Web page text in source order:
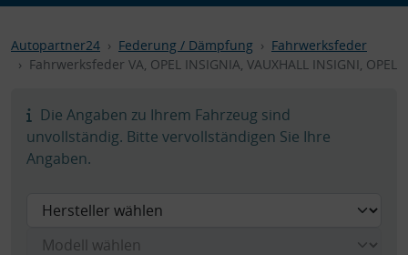
Autopartner24 Federung / Dämpfung
Fahrwerksfeder
Fahrwerksfeder VA, OPEL INSIGNIA, VAUXHALL INSIGNI, OPEL
Die Angaben zu Ihrem Fahrzeug sind
unvollständig. Bitte vervollständigen Sie Ihre
Angaben.